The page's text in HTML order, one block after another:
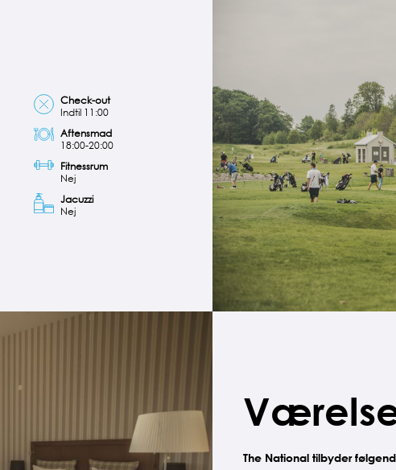
Check-out
Indtil 11:00
Aftensmad
18:00-20:00
Fitnessrum
Nej
Jacuzzi
Nej
The National tilbyder